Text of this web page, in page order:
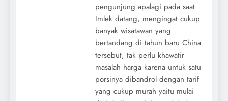
pengunjung apalagi pada saat
Imlek datang, mengingat cukup
banyak wisatawan yang
bertandang di tahun baru China
tersebut, tak perlu khawatir
masalah harga karena untuk satu
porsinya dibandrol dengan tarif
yang cukup murah yaitu mulai